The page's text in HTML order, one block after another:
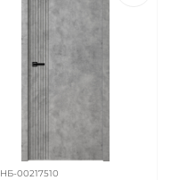
НБ-00217510